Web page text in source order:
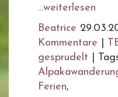
...weiterlesen
Beatrice
Kommentare
gesprudelt
Ferien,